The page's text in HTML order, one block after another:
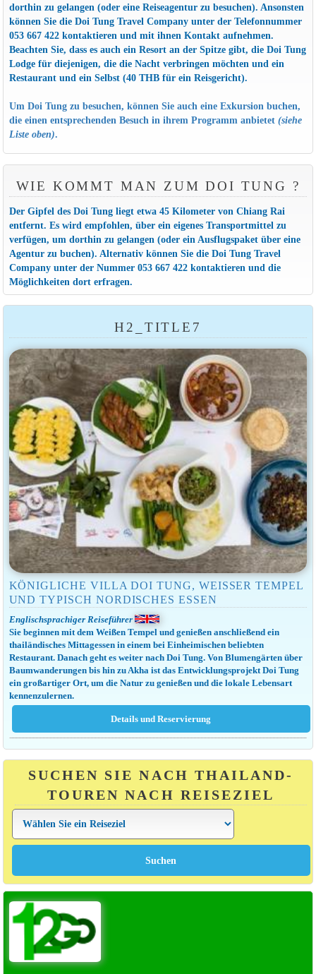
dorthin zu gelangen (oder eine Reiseagentur zu besuchen). Ansonsten
können Sie die Doi Tung Travel Company unter der Telefonnummer
053 667 422 kontaktieren und mit ihnen Kontakt aufnehmen.
Beachten Sie, dass es auch ein Resort an der Spitze gibt, die Doi Tung
Lodge für diejenigen, die die Nacht verbringen möchten und ein
Restaurant und ein Selbst (40 THB für ein Reisgericht).
Um Doi Tung zu besuchen, können Sie auch eine Exkursion buchen,
die einen entsprechenden Besuch in ihrem Programm anbietet (siehe
Liste oben).
WIE KOMMT MAN ZUM DOI TUNG ?
Der Gipfel des Doi Tung liegt etwa 45 Kilometer von Chiang Rai
entfernt. Es wird empfohlen, über ein eigenes Transportmittel zu
verfügen, um dorthin zu gelangen (oder ein Ausflugspaket über eine
Agentur zu buchen). Alternativ können Sie die Doi Tung Travel
Company unter der Nummer 053 667 422 kontaktieren und die
Möglichkeiten dort erfragen.
H2_TITLE7
KÖNIGLICHE VILLA DOI TUNG, WEISSER TEMPEL U
ND TYPISCH NORDISCHES ESSEN
Englischsprachiger Reiseführer
Sie beginnen mit dem Weißen Tempel und genießen anschließend ein
thailändisches Mittagessen in einem bei Einheimischen beliebten
Restaurant. Danach geht es weiter nach Doi Tung. Von Blumengärten über
Baumwanderungen bis hin zu Akha ist das Entwicklungsprojekt Doi Tung
ein großartiger Ort, um die Natur zu genießen und die lokale Lebensart
kennenzulernen.
SUCHEN SIE NACH THAILAND-
TOUREN NACH REISEZIEL